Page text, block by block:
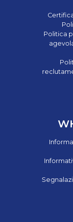
Politica